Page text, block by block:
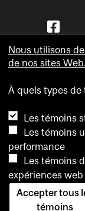
Nous utilisons
de nos sites Web.
À quels types de
Les témoins
Les témoins
performance
Les témoins
expériences web
Accepter tous
témoins